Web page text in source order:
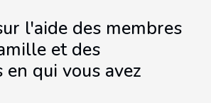
l'aide des membres
et des
en qui vous avez